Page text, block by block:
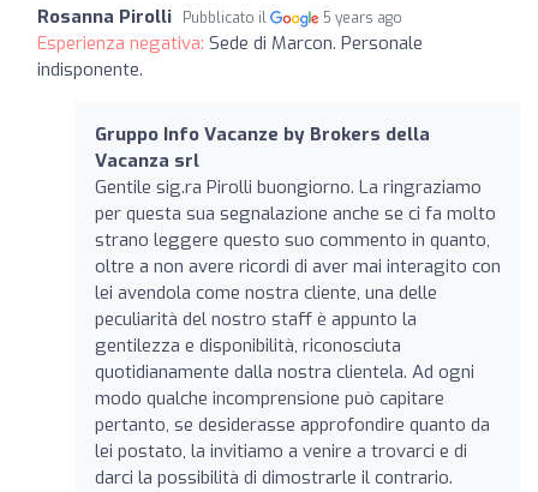
Rosanna Pirolli Pubblicato il 5 years ago
Esperienza negativa: Sede di Marcon. Personale
indisponente.
Gruppo Info Vacanze by Brokers della
Vacanza srl
Gentile sig.ra Pirolli buongiorno. La ringraziamo
per questa sua segnalazione anche se ci fa molto
strano leggere questo suo commento in quanto,
oltre a non avere ricordi di aver mai interagito con
lei avendola come nostra cliente, una delle
peculiarità del nostro staff è appunto la
gentilezza e disponibilità, riconosciuta
quotidianamente dalla nostra clientela. Ad ogni
modo qualche incomprensione può capitare
pertanto, se desiderasse approfondire quanto da
lei postato, la invitiamo a venire a trovarci e di
darci la possibilità di dimostrarle il contrario.